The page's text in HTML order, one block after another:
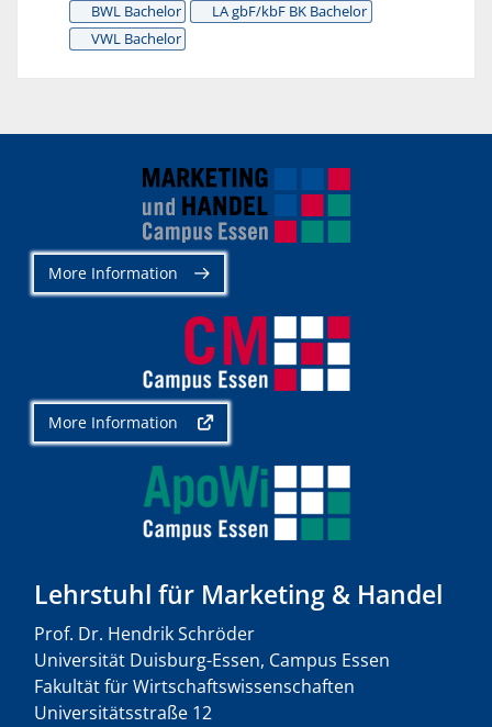
BWL Bachelor
LA gbF/kbF BK Bachelor
VWL Bachelor
More Information
More Information
Lehrstuhl für Marketing & Handel
Prof. Dr. Hendrik Schröder
Universität Duisburg-Essen, Campus Essen
Fakultät für Wirtschaftswissenschaften
Universitätsstraße 12